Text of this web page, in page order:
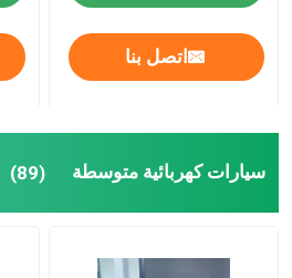
اتصل بنا
سيارات كهربائية متوسطة (89)